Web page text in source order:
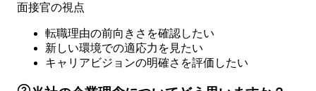
面接官の視点
転職理由の前向きさを確認したい
新しい環境での適応力を見たい
キャリアビジョンの明確さを評価したい